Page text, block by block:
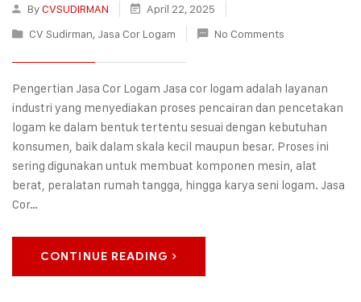
ByCVSUDIRMAN
April 22, 2025
CV Sudirman, Jasa Cor Logam No Comments
Pengertian Jasa Cor Logam Jasa cor logam adalah layanan
industri yang menyediakan proses pencairan dan pencetakan
logam ke dalam bentuk tertentu sesuai dengan kebutuhan
konsumen, baik dalam skala kecil maupun besar. Proses ini
sering digunakan untuk membuat komponen mesin, alat
berat, peralatan rumah tangga, hingga karya seni logam. Jasa
Cor…
CONTINUE READING